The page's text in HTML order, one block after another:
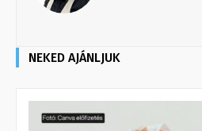
NEKED AJÁNLJUK